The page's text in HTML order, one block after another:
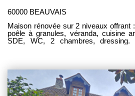
60000 BEAUVAIS
Maison rénovée sur 2 niveaux offrant
poêle à granules, véranda, cuisine
SDE, WC, 2 chambres, dressing.